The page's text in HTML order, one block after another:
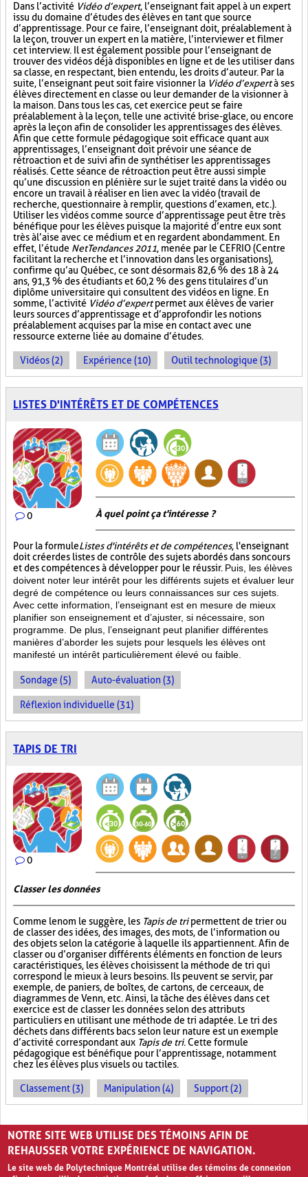
Dans l’activité Vidéo d’expert, l’enseignant fait appel à un expert
issu du domaine d’études des élèves en tant que source
d’apprentissage. Pour ce faire, l’enseignant doit, préalablement à
la leçon, trouver un expert en la matière, l’interviewer et filmer
cet interview. Il est également possible pour l’enseignant de
trouver des vidéos déjà disponibles en ligne et de les utiliser dans
sa classe, en respectant, bien entendu, les droits d’auteur. Par la
suite, l’enseignant peut soit faire visionner la Vidéo d’expertà ses
élèves directement en classe ou leur demander de la visionner à
la maison. Dans tous les cas, cet exercice peut se faire
préalablement à la leçon, telle une activité brise-glace, ou encore
après la leçon afin de consolider les apprentissages des élèves.
Afin que cette formule pédagogique soit efficace quant aux
apprentissages, l’enseignant doit prévoir une séance de
rétroaction et de suivi afin de synthétiser les apprentissages
réalisés. Cette séance de rétroaction peut être aussi simple
qu’une discussion en plénière sur le sujet traité dans la vidéo ou
encore un travail à réaliser en lien avec la vidéo (travail de
recherche, questionnaire à remplir, questions d’examen, etc.).
Utiliser les vidéos comme source d’apprentissage peut être très
bénéfique pour les élèves puisque la majorité d’entre eux sont
très à l’aise avec ce médium et en regardent abondamment. En
effet, l’étude NetTendances 2011, menée par le CEFRIO (Centre
facilitant la recherche et l’innovation dans les organisations),
confirme qu’au Québec, ce sont désormais 82,6 % des 18 à 24
ans, 91,3 % des étudiants et 60,2 % des gens titulaires d’un
diplôme universitaire qui consultent des vidéos en ligne. En
somme, l’activité Vidéo d’expertpermet aux élèves de varier
leurs sources d’apprentissage et d’approfondir les notions
préalablement acquises par la mise en contact avec une
ressource externe liée au domaine d’études.
Vidéos (2) Expérience (10) Outil technologique (3)
LISTES D'INTÉRÊTS ET DE COMPÉTENCES
0 À quel point ça t'intéresse ?
Pour la formuleListes d'intérêts et de compétences, l'enseignant
doit créer des listes de contrôle des sujets abordés dans son cours
et des compétences à développer pour le réussir. Puis, les élèves
doivent noter leur intérêt pour les différents sujets et évaluer leur
degré de compétence ou leurs connaissances sur ces sujets.
Avec cette information, l’enseignant est en mesure de mieux
planifier son enseignement et d’ajuster, si nécessaire, son
programme. De plus, l’enseignant peut planifier différentes
manières d’aborder les sujets pour lesquels les élèves ont
manifesté un intérêt particulièrement élevé ou faible.
Sondage (5) Auto-évaluation (3)
Réflexion individuelle (31)
TAPIS DE TRI
0
Classer les données
Comme le nom le suggère, les Tapis de tripermettent de trier ou
de classer des idées, des images, des mots, de l’information ou
des objets selon la catégorie à laquelle ils appartiennent. Afin de
classer ou d’organiser différents éléments en fonction de leurs
caractéristiques, les élèves choisissent la méthode de tri qui
correspond le mieux à leurs besoins. Ils peuvent se servir, par
exemple, de paniers, de boîtes, de cartons, de cerceaux, de
diagrammes de Venn, etc. Ainsi, la tâche des élèves dans cet
exercice est de classer les données selon des attributs
particuliers en utilisant une méthode de tri adaptée. Le tri des
déchets dans différents bacs selon leur nature est un exemple
d’activité correspondant aux Tapis de tri. Cette formule
pédagogique est bénéfique pour l’apprentissage, notamment
chez les élèves plus visuels ou tactiles.
Classement (3) Manipulation (4) Support (2)
PAGES
1 2 › »
NOTRE SITE WEB UTILISE DES TÉMOINS AFIN DE
REHAUSSER VOTRE EXPÉRIENCE DE NAVIGATION.
Le site web de Polytechnique Montréal utilise des témoins de connexion